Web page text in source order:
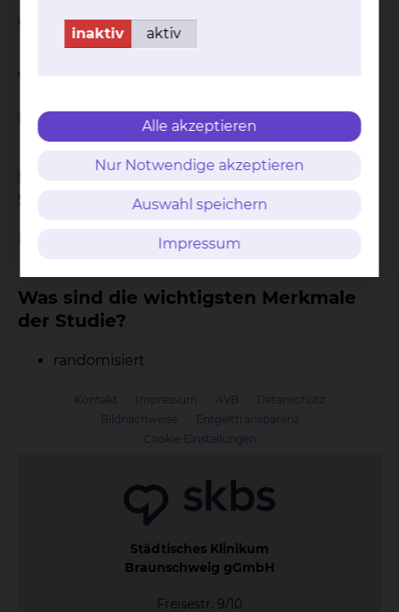
aktiv
Welche Studienform wurde gewählt?
Multi-Center-Studie
In welcher Phase befindet sich die
Studie?
Was sind die wichtigsten Merkmale
der Studie?
randomisiert
Kontakt Impressum AVB
Datenschutz
Bildnachweise
Entgelttransparenz
Cookie Einstellungen
Städtisches Klinikum
Braunschweig gGmbH
Freisestr. 9/10
inaktiv aktiv
Alle akzeptieren
Nur Notwendige akzeptieren
Auswahl speichern
Impressum